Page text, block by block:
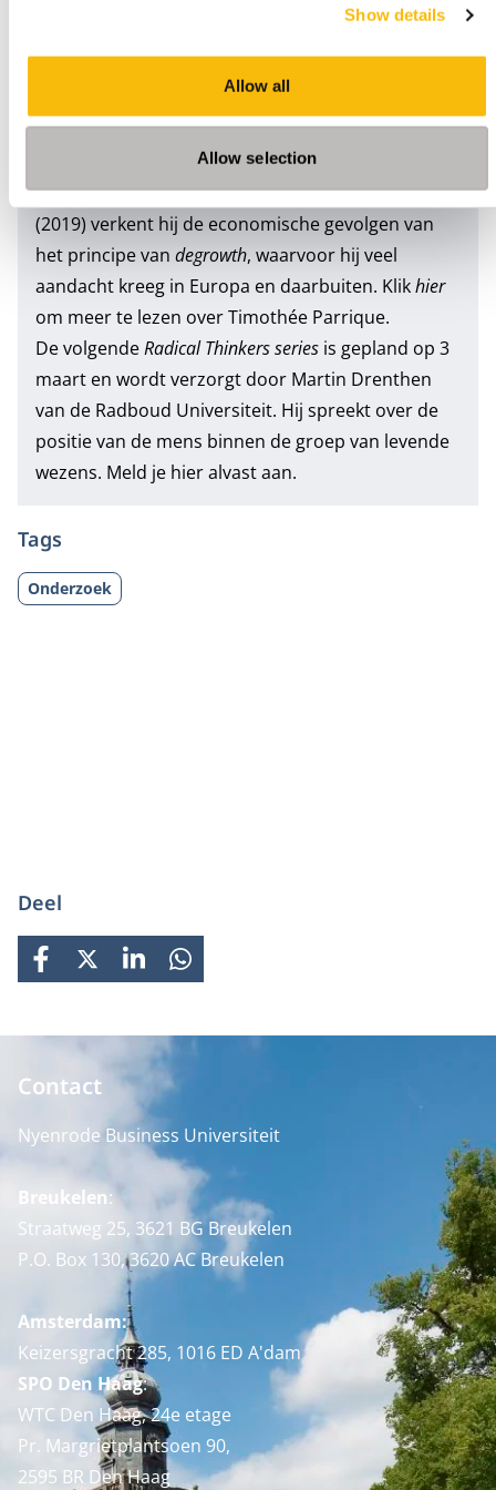
Show details
Allow all
Allow selection
Timothée Parrique is ecologisch econoom. In zijn
proefschrift‘The political economy of degrowth’
(2019) verkent hij de economische gevolgen van
het principe van degrowth, waarvoor hij veel
aandacht kreeg in Europa en daarbuiten. Klikhier
om meer te lezen over Timothée Parrique.
De volgendeRadical Thinkers series is gepland op 3
maart en wordt verzorgt door Martin Drenthen
van de Radboud Universiteit. Hij spreekt over de
positie van de mens binnen de groep van levende
wezens. Meld je hieralvast aan.
Tags
Onderzoek
Deel
FACEBOOK
X LINKEDINWHATSAPP
Contact
Nyenrode Business Universiteit
Breukelen:
Straatweg 25, 3621 BG Breukelen
P.O. Box 130, 3620 AC Breukelen
Amsterdam:
Keizersgracht 285, 1016 ED A'dam
SPO Den Haag:
WTC Den Haag, 24e etage
Pr. Margrietplantsoen 90,
2595 BR Den Haag